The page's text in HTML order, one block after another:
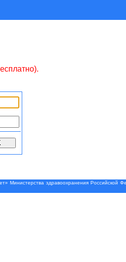
Министерства здравоохранения Российской